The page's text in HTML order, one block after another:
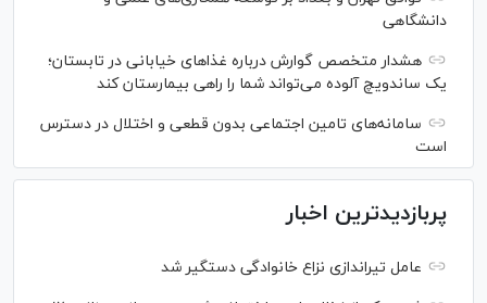
دانشگاهی
هشدار متخصص گوارش درباره غذا‌های خیابانی در تابستان؛
یک ساندویچ آلوده می‌تواند شما را راهی بیمارستان کند
سامانه‌های تامین اجتماعی بدون قطعی و اختلال در دسترس
است
پربازدیدترین اخبار
عامل تیراندازی نزاع خانوادگی دستگیر شد